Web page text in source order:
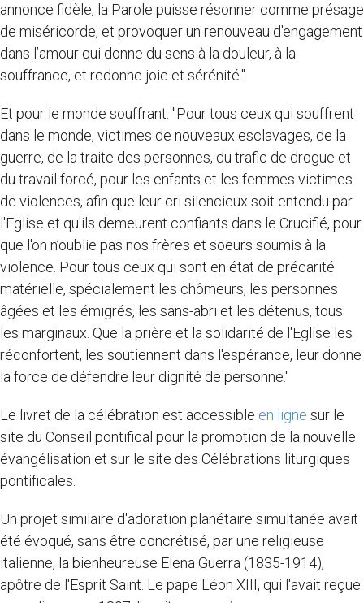
annonce fidèle, la Parole puisse résonner comme présage
de miséricorde, et provoquer un renouveau d'engagement
dans l’amour qui donne du sens à la douleur, à la
souffrance, et redonne joie et sérénité."
Et pour le monde souffrant: "Pour tous ceux qui souffrent
dans le monde, victimes de nouveaux esclavages, de la
guerre, de la traite des personnes, du trafic de drogue et
du travail forcé, pour les enfants et les femmes victimes
de violences, afin que leur cri silencieux soit entendu par
l'Eglise et qu'ils demeurent confiants dans le Crucifié, pour
que l'on n’oublie pas nos frères et soeurs soumis à la
violence. Pour tous ceux qui sont en état de précarité
matérielle, spécialement les chômeurs, les personnes
âgées et les émigrés, les sans-abri et les détenus, tous
les marginaux. Que la prière et la solidarité de l'Eglise les
réconfortent, les soutiennent dans l'espérance, leur donne
la force de défendre leur dignité de personne."
Le livret de la célébration est accessible en ligne sur le
site du Conseil pontifical pour la promotion de la nouvelle
évangélisation et sur le site des Célébrations liturgiques
pontificales.
Un projet similaire d'adoration planétaire simultanée avait
été évoqué, sans être concrétisé, par une religieuse
italienne, la bienheureuse Elena Guerra (1835-1914),
apôtre de l'Esprit Saint. Le pape Léon XIII, qui l'avait reçue